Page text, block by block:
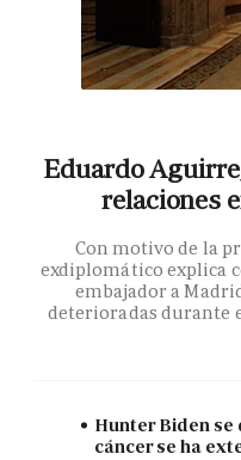
Eduardo
relaciones
Con motivo de la
exdiplomático explica
embajador a
deterioradas durante
Hunter Biden se
cáncer se ha